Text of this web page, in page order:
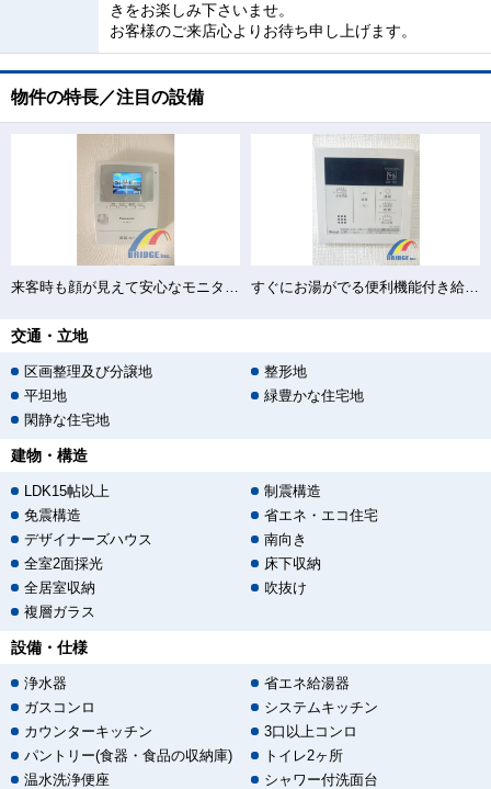
きをお楽しみ下さいませ。
お客様のご来店心よりお待ち申し上げます。
物件の特長／注目の設備
来客時も顔が見えて安心なモニター付きインターホン すぐにお湯がでる便利機能付き給湯器
交通・立地
区画整理及び分譲地
整形地
平坦地
緑豊かな住宅地
閑静な住宅地
建物・構造
LDK15帖以上
制震構造
免震構造
省エネ・エコ住宅
デザイナーズハウス
南向き
全室2面採光
床下収納
全居室収納
吹抜け
複層ガラス
設備・仕様
浄水器
省エネ給湯器
ガスコンロ
システムキッチン
カウンターキッチン
3口以上コンロ
パントリー(食器・食品の収納庫)
トイレ2ヶ所
温水洗浄便座
シャワー付洗面台